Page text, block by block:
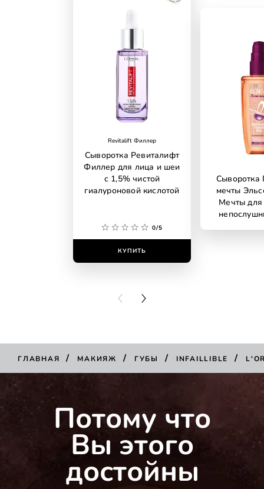
Revitalift Филлер
Сыворотка Ревиталифт
Филлер для лица и шеи
с 1,5% чистой
гиалуроновой кислотой
0/5
КУПИТЬ
Сыворотка
мечты
Мечты
PREVIOUS CARD
NEXT CARD
ГЛАВНАЯ / МАКИЯЖ / ГУБЫ / INFAILLIBLE /
КУПИТЬ
Потому что
Вы этого
достойны